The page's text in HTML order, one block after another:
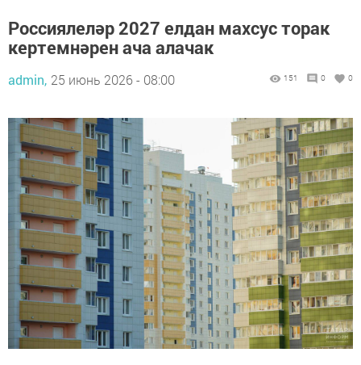
Россиялеләр 2027 елдан махсус торак
кертемнәрен ача алачак
admin, 25 июнь 2026 - 08:00 151 0 0